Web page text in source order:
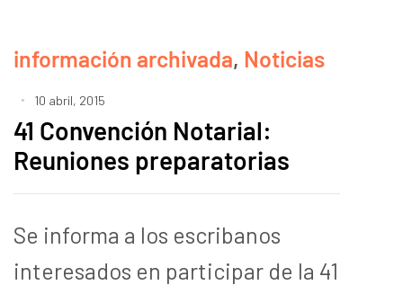
información archivada, Noticias
10 abril, 2015
41 Convención Notarial:
Reuniones preparatorias
Se informa a los escribanos
interesados en participar de la 41